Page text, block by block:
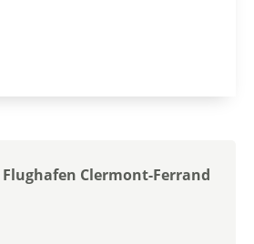
Clermont-Ferrand